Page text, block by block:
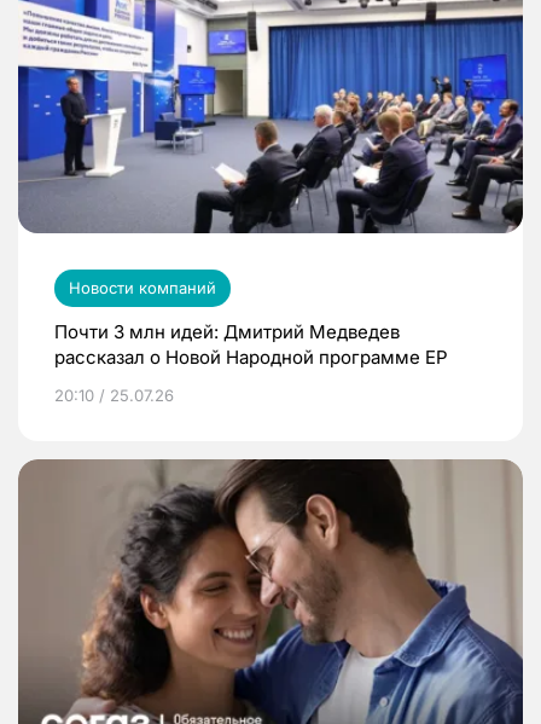
Новости компаний
Почти 3 млн идей: Дмитрий Медведев
рассказал о Новой Народной программе ЕР
20:10 / 25.07.26